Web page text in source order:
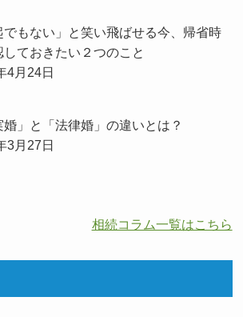
でもない」と笑い飛ばせる今、帰省時
しておきたい２つのこと
4月24日
婚」と「法律婚」の違いとは？
3月27日
相続コラム一覧はこちら